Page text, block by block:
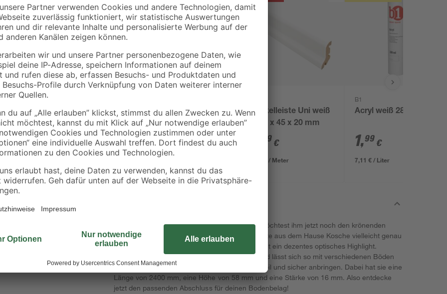
Außenecke 'Topline'
weiß 16 x 58 mm 2
Stück
4,99€
Montageclips für
Sockelleisten 6 x 2,1
cm, 20 Stück
7,69 €
Sockelleiste Uni weiß
2400 x 45 x 20 mm
99 €
3,33 € / Meter
B1
Acryl weiß 280 ml
1,99 €
7,11 € / Liter
Du hast einen neuen Bodenbelag verlegt und möchtest ihm jetzt noch den krönenden
Abschluss verpassen? Dann ist diese Sockelleiste aus dem Hause Kosche vielleicht genau
das Richtige für dich. Ihr Dekor Desert Oka bietet ein dezentes optisches Highlight.
Außerdem besteht die Leiste aus MDF-Platte und lässt sich so mit verschiedenen Böden
kombinieren. Du kannst sie via Clipmontage stabil und sicher anbringen. Dabei hat sie eine
Länge von 2400 mm, eine Höhe von 58 mm und eine Stärke von 16 mm. Also entdecke
jetzt den passenden Abschluss für deinen Bodenbelag!